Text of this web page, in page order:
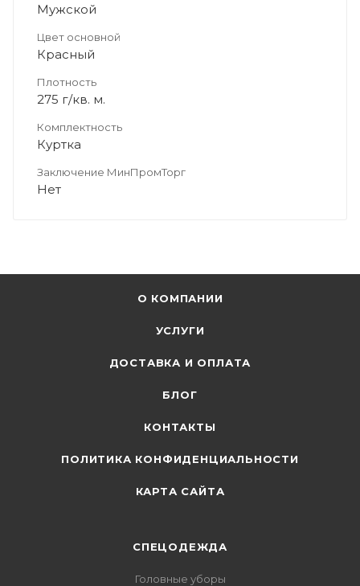
Мужской
Цвет основной
Красный
Плотность
275 г/кв. м.
Комплектность
Куртка
Заключение МинПромТорг
Нет
О КОМПАНИИ
УСЛУГИ
ДОСТАВКА И ОПЛАТА
БЛОГ
КОНТАКТЫ
ПОЛИТИКА КОНФИДЕНЦИАЛЬНОСТИ
КАРТА САЙТА
СПЕЦОДЕЖДА
Головные уборы